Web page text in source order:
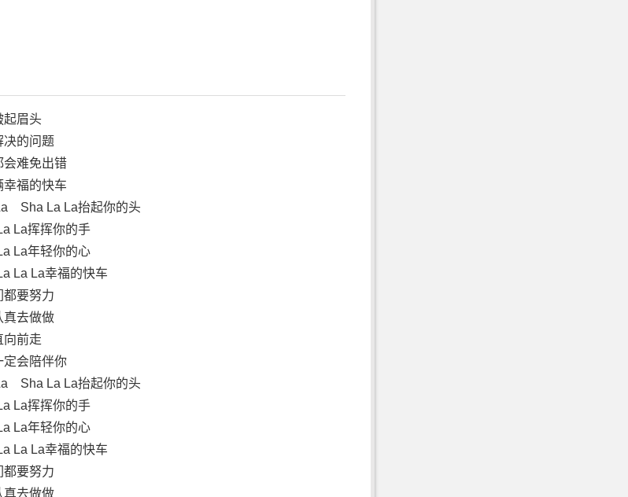
起眉头
决的问题
会难免出错
幸福的快车
Sha La La抬起你的头
La挥挥你的手
La年轻你的心
La La幸福的快车
都要努力
真去做做
向前走
定会陪伴你
Sha La La抬起你的头
La挥挥你的手
La年轻你的心
La La幸福的快车
都要努力
真去做做